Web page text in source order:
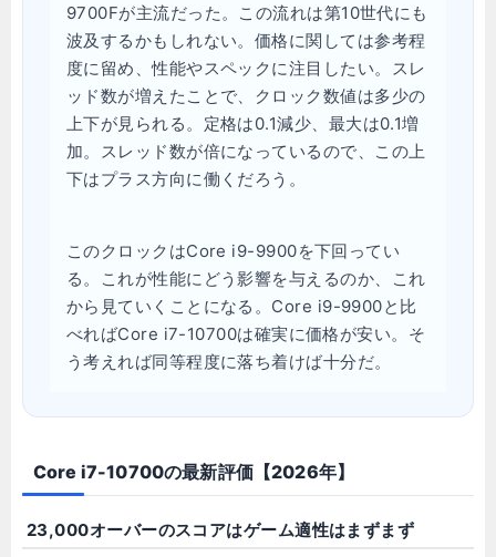
9700Fが主流だった。この流れは第10世代にも
波及するかもしれない。価格に関しては参考程
度に留め、性能やスペックに注目したい。スレ
ッド数が増えたことで、クロック数値は多少の
上下が見られる。定格は0.1減少、最大は0.1増
加。スレッド数が倍になっているので、この上
下はプラス方向に働くだろう。
このクロックはCore i9-9900を下回ってい
る。これが性能にどう影響を与えるのか、これ
から見ていくことになる。Core i9-9900と比
べればCore i7-10700は確実に価格が安い。そ
う考えれば同等程度に落ち着けば十分だ。
Core i7-10700の最新評価【2026年】
23,000オーバーのスコアはゲーム適性はまずまず